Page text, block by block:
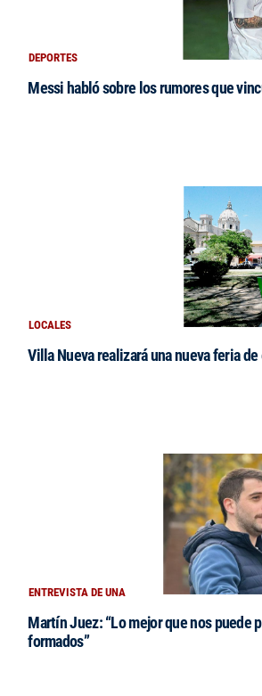
DEPORTES
Messi habló sobre los rumores que
LOCALES
Villa Nueva realizará una nueva feria
ENTREVISTA DE UNA
Martín Juez: “Lo mejor que nos
formados”